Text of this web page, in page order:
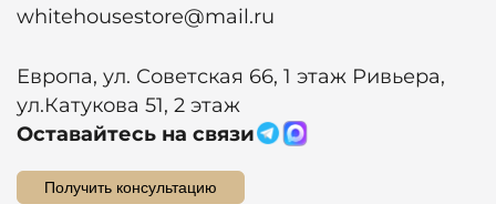
whitehousestore@mail.ru
Европа, ул. Советская 66, 1 этаж Ривьера,
ул.Катукова 51, 2 этаж
Оставайтесь на связи
Получить консультацию